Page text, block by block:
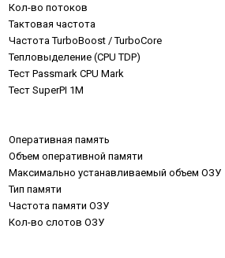
Кол-во потоков
Тактовая частота
Частота TurboBoost / TurboCore
Тепловыделение (CPU TDP)
Тест Passmark CPU Mark
Тест SuperPI 1M
Оперативная память
Объем оперативной памяти
Максимально устанавливаемый объем ОЗУ
Тип памяти
Частота памяти ОЗУ
Кол-во слотов ОЗУ